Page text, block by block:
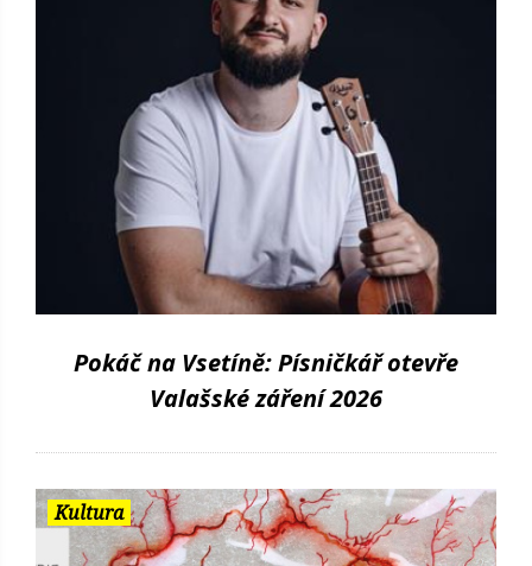
Pokáč na Vsetíně: Písničkář otevře
Valašské záření 2026
Kultura